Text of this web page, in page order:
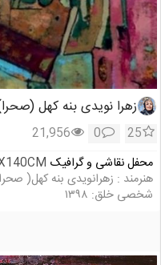
زهرا نویدی بنه کهل
25
0
21,956
محفل نقاشی و گرافیک
هنرمند : زهرانویدی بنه کهل(
شخصی خلق: ۱۳۹۸